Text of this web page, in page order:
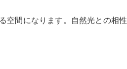
空間になります。自然光との相性